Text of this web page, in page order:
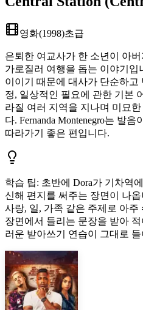
영화(1998)초급
은퇴한 여교사가 한 소년이 아
가로질러 여행을 돕는 이야기
이이기 때문에 대사가 단순하
정, 일상적인 필요에 관한 기본
라질 여러 지역을 지나며 미묘
다. Fernanda Montenegro는 발
따라가기 좋은 편입니다.
학습 팁: 초반에 Dora가 기차역
신해 편지를 써주는 장면이 나
사랑, 일, 가족 같은 주제로 아주
장면에서 들리는 문장을 받아
러운 받아쓰기 연습이 그대로